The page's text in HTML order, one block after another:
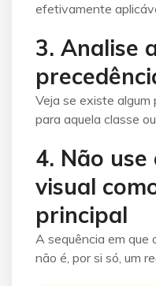
efetivamente
3. Analise
Veja se existe algum
para aquela classe
4. Não use
visual
principal
A sequência em que
não é, por si só, um